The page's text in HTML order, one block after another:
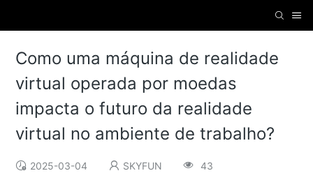
Como uma máquina de realidade
virtual operada por moedas
impacta o futuro da realidade
virtual no ambiente de trabalho?
2025-03-04 SKYFUN 43